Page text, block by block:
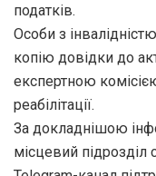
податків.
Особи з
копію довідки до
експертною
реабілітації.
За докладнішою
місцевий підрозділ